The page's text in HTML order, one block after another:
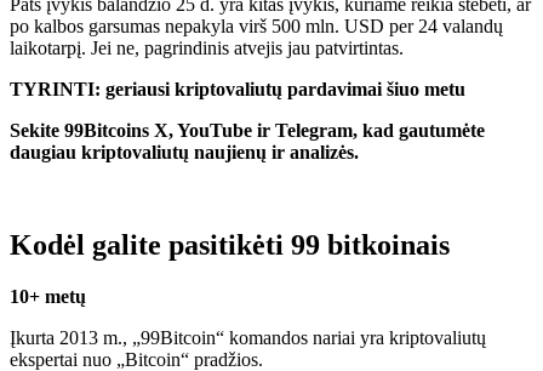
po kalbos garsumas nepakyla virš 500 mln. USD per 24 valandų
laikotarpį. Jei ne, pagrindinis atvejis jau patvirtintas.
TYRINTI: geriausi kriptovaliutų pardavimai šiuo metu
Sekite 99Bitcoins X, YouTube ir Telegram, kad gautumėte
daugiau kriptovaliutų naujienų ir analizės.
Kodėl galite pasitikėti 99 bitkoinais
10+ metų
Įkurta 2013 m., „99Bitcoin“ komandos nariai yra kriptovaliutų
ekspertai nuo „Bitcoin“ pradžios.